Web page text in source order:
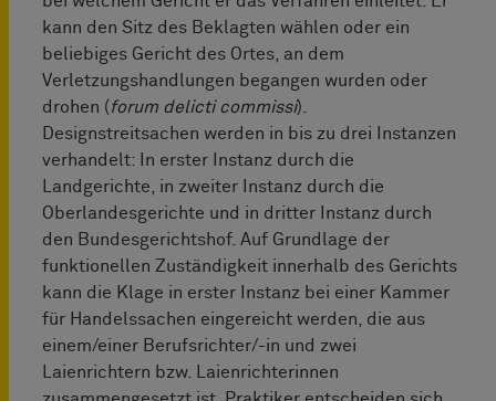
kann den Sitz des Beklagten wählen oder ein
beliebiges Gericht des Ortes, an dem
Verletzungshandlungen begangen wurden oder
drohen (forum delicti commissi).
Designstreitsachen werden in bis zu drei Instanzen
verhandelt: In erster Instanz durch die
Landgerichte, in zweiter Instanz durch die
Oberlandesgerichte und in dritter Instanz durch
den Bundesgerichtshof. Auf Grundlage der
funktionellen Zuständigkeit innerhalb des Gerichts
kann die Klage in erster Instanz bei einer Kammer
für Handelssachen eingereicht werden, die aus
einem/einer Berufsrichter/-in und zwei
Laienrichtern bzw. Laienrichterinnen